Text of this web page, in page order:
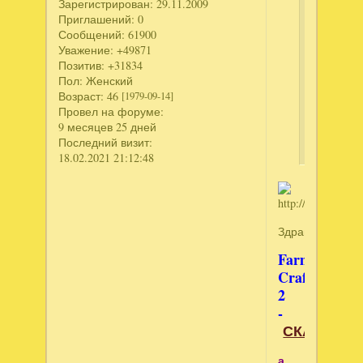
Зарегистрирован: 29.11.2009
Приглашений: 0
Сообщений: 61900
Уважение: +49871
Позитив: +31834
Пол: Женский
Возраст: 46 [1979-09-14]
Провел на форуме:
9 месяцев 25 дней
Последний визит:
18.02.2021 21:12:48
Здравствуйте!
Farm
Craft
2
-
СКАЧАТЬ